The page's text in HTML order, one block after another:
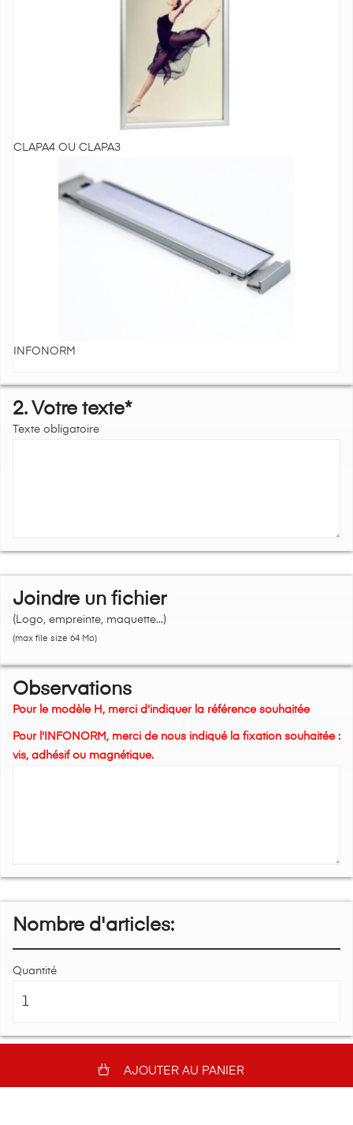
CLAPA4 OU CLAPA3
INFONORM
2. Votre texte*
Texte obligatoire
Joindre un fichier
(Logo, empreinte, maquette...)
(max file size 64 Mo)
Observations
Pour le modèle H, merci d'indiquer la référence souhaitée
Pour l'INFONORM, merci de nous indiqué la fixation souhaitée :
vis, adhésif ou magnétique.
Nombre d'articles:
Quantité
AJOUTER AU PANIER